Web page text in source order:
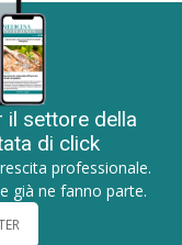
il settore della
di click
professionale.
già ne fanno parte.